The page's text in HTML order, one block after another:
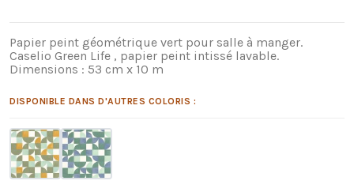
Papier peint géométrique vert pour salle à manger.
Caselio Green Life , papier peint intissé lavable.
Dimensions : 53 cm x 10 m
DISPONIBLE DANS D'AUTRES COLORIS :